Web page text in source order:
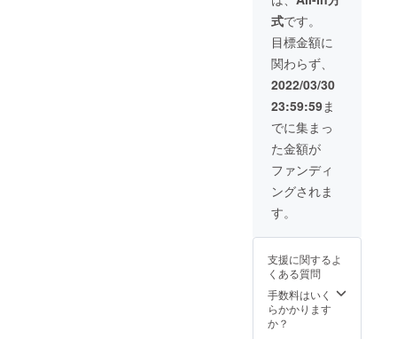
イス３
０分 ♪
セミ
ナー、
レッス
ン内容
ドバイ
スの有
効期限
は2023
年12月
まで ♪
備考欄
教室名
または
ご氏名
（イニ
シャル
可）を
イス６
０分 ♪
セミ
ナー、
レッス
ン内容
相談ア
ドバイ
スの有
効期限
は2023
年12月
まで ♪
備考欄
教室名
または
ご氏名
（イニ
シャル
可）を
ち・ぴ
あの」
５冊 ＊
zoomオ
ンライ
ンにて
「ぷ
ち・ぴ
あの」
使い方
セミ
ナー
（正規
販売前
＊教本
ち・ぴ
あの」
内でお
使いい
ただけ
式です。
目標金額に
関わらず、
2022/03/30
23:59:59ま
でに集まっ
た金額が
ファンディ
ングされま
す。
支援に関するよ
くある質問
手数料はいく
らかかります
か？